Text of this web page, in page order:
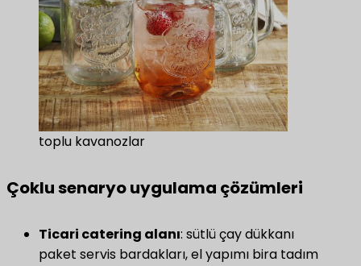
toplu kavanozlar
Çoklu senaryo uygulama çözümleri
Ticari catering alanı: sütlü çay dükkanı
paket servis bardakları, el yapımı bira tadım